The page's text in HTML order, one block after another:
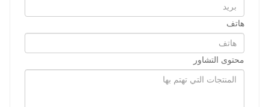
هاتف
محتوى التشاور